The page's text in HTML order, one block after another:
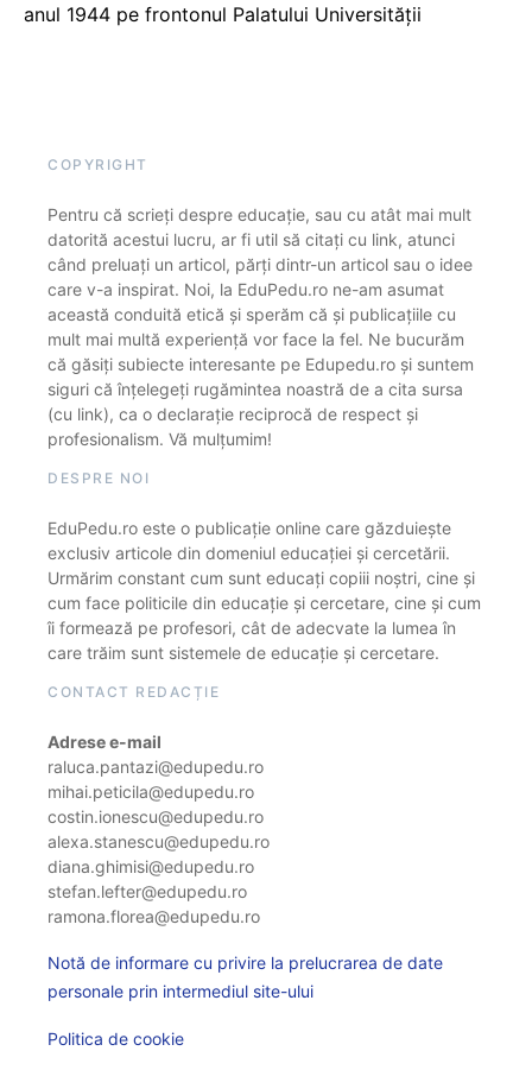
anul 1944 pe frontonul Palatului Universității
COPYRIGHT
Pentru că scrieți despre educație, sau cu atât mai mult
datorită acestui lucru, ar fi util să citați cu link, atunci
când preluați un articol, părți dintr-un articol sau o idee
care v-a inspirat. Noi, la EduPedu.ro ne-am asumat
această conduită etică și sperăm că și publicațiile cu
mult mai multă experiență vor face la fel. Ne bucurăm
că găsiți subiecte interesante pe Edupedu.ro și suntem
siguri că înțelegeți rugămintea noastră de a cita sursa
(cu link), ca o declarație reciprocă de respect și
profesionalism. Vă mulțumim!
DESPRE NOI
EduPedu.ro este o publicație online care găzduiește
exclusiv articole din domeniul educației și cercetării.
Urmărim constant cum sunt educați copiii noștri, cine și
cum face politicile din educație și cercetare, cine și cum
îi formează pe profesori, cât de adecvate la lumea în
care trăim sunt sistemele de educație și cercetare.
CONTACT REDACȚIE
Adrese e-mail
raluca.pantazi@edupedu.ro
mihai.peticila@edupedu.ro
costin.ionescu@edupedu.ro
alexa.stanescu@edupedu.ro
diana.ghimisi@edupedu.ro
stefan.lefter@edupedu.ro
ramona.florea@edupedu.ro
Notă de informare cu privire la prelucrarea de date
personale prin intermediul site-ului
Politica de cookie